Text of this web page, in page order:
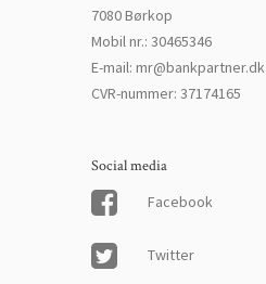
7080 Børkop
Mobil nr.: 30465346
E-mail: mr@bankpartner.dk
CVR-nummer: 37174165
Social media
Facebook
Twitter